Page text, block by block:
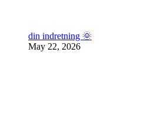
din indretning 🌞
May 22, 2026